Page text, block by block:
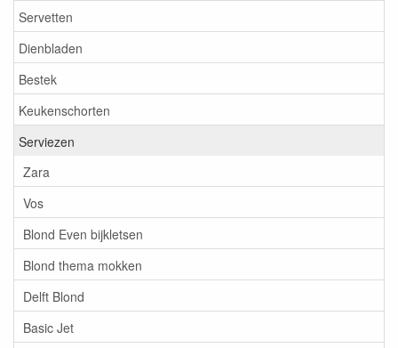
Servetten
Dienbladen
Bestek
Keukenschorten
Serviezen
Zara
Vos
Blond Even bijkletsen
Blond thema mokken
Delft Blond
Basic Jet